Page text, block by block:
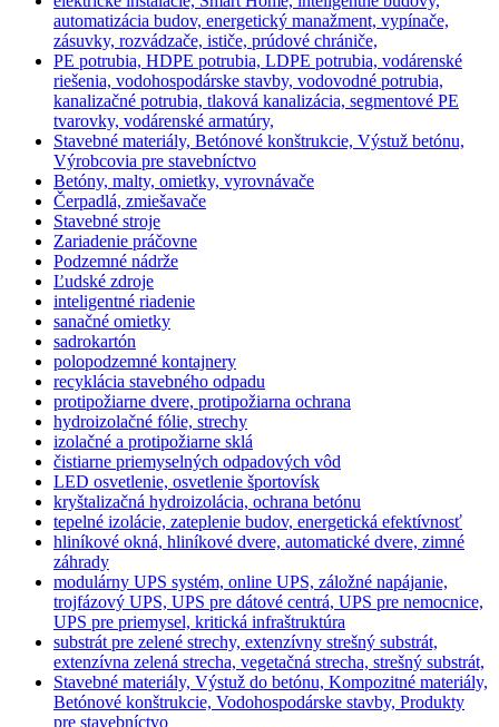
automatizácia budov, energetický manažment, vypínače,
zásuvky, rozvádzače, ističe, prúdové chrániče,
PE potrubia, HDPE potrubia, LDPE potrubia, vodárenské
riešenia, vodohospodárske stavby, vodovodné potrubia,
kanalizačné potrubia, tlaková kanalizácia, segmentové PE
tvarovky, vodárenské armatúry,
Stavebné materiály, Betónové konštrukcie, Výstuž betónu,
Výrobcovia pre stavebníctvo
Betóny, malty, omietky, vyrovnávače
Čerpadlá, zmiešavače
Stavebné stroje
Zariadenie práčovne
Podzemné nádrže
Ľudské zdroje
inteligentné riadenie
sanačné omietky
sadrokartón
polopodzemné kontajnery
recyklácia stavebného odpadu
protipožiarne dvere, protipožiarna ochrana
hydroizolačné fólie, strechy
izolačné a protipožiarne sklá
čistiarne priemyselných odpadových vôd
LED osvetlenie, osvetlenie športovísk
kryštalizačná hydroizolácia, ochrana betónu
tepelné izolácie, zateplenie budov, energetická efektívnosť
hliníkové okná, hliníkové dvere, automatické dvere, zimné
záhrady
modulárny UPS systém, online UPS, záložné napájanie,
trojfázový UPS, UPS pre dátové centrá, UPS pre nemocnice,
UPS pre priemysel, kritická infraštruktúra
substrát pre zelené strechy, extenzívny strešný substrát,
extenzívna zelená strecha, vegetačná strecha, strešný substrát,
Stavebné materiály, Výstuž do betónu, Kompozitné materiály,
Betónové konštrukcie, Vodohospodárske stavby, Produkty
pre stavebníctvo